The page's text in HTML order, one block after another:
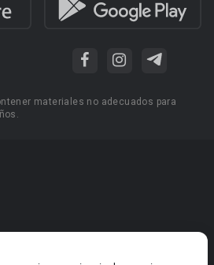
materiales no adecuados para